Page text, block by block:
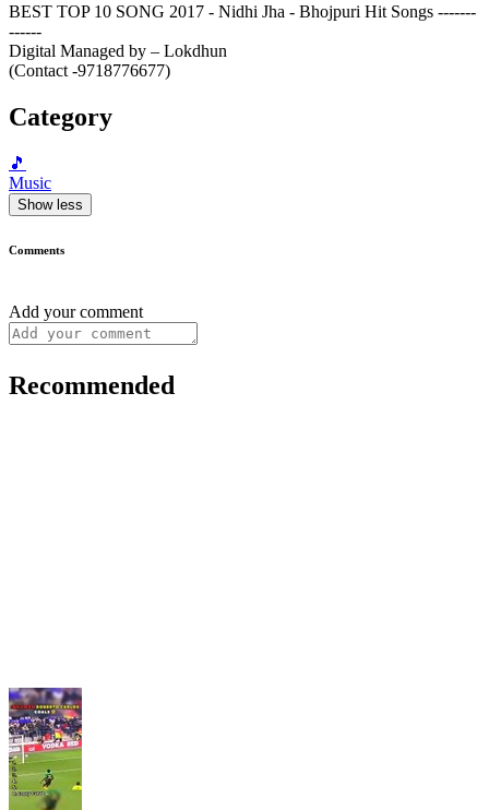
BEST TOP 10 SONG 2017 - Nidhi Jha - Bhojpuri Hit Songs -------
------
Digital Managed by – Lokdhun
(Contact -9718776677)
Category
🎵
Music
Show less
Comments
Add your comment
Recommended